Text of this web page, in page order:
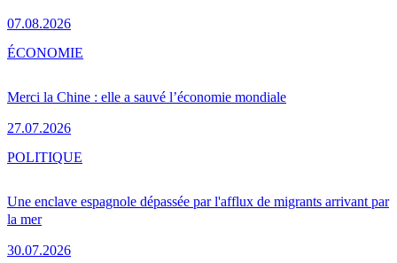
07.08.2026
Merci la Chine : elle a sauvé l’économie mondiale
27.07.2026
ÉCONOMIE
Une enclave espagnole dépassée par l'afflux de migrants arrivant par
la mer
30.07.2026
POLITIQUE